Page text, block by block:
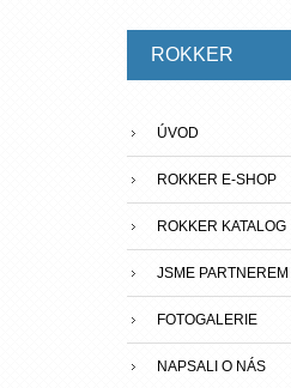
ROKKER
ÚVOD
ROKKER E-SHOP
ROKKER KATALOG
JSME PARTNEREM
FOTOGALERIE
NAPSALI O NÁS